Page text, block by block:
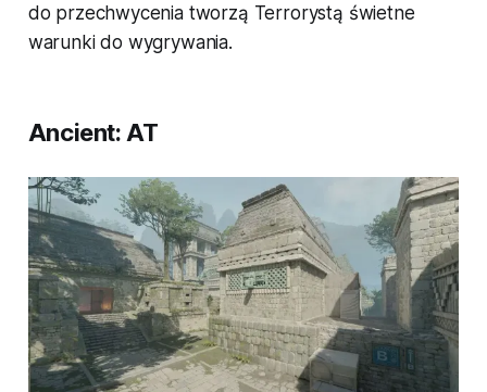
do przechwycenia tworzą Terrorystą świetne
warunki do wygrywania.
Ancient: AT